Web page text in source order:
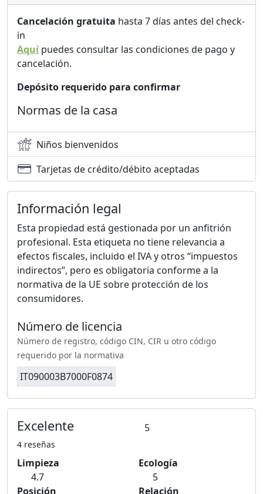
Cancelación gratuita hasta 7 días antes del check-
in
Aquípuedes consultar las condiciones de pago y
cancelación.
Depósito requerido para confirmar
Normas de la casa
Niños bienvenidos
Tarjetas de crédito/débito aceptadas
Información legal
Esta propiedad está gestionada por un anfitrión
profesional. Esta etiqueta no tiene relevancia a
efectos fiscales, incluido el IVA y otros “impuestos
indirectos”, pero es obligatoria conforme a la
normativa de la UE sobre protección de los
consumidores.
Número de licencia
Número de registro, código CIN, CIR u otro código
requerido por la normativa
IT090003B7000F0874
Excelente 5
4 reseñas
Limpieza
4.7
Ecología
5
Posición
Relación